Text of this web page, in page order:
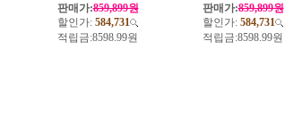
판매가:859,899원
할인가: 584,731
적립금:8598.99원
판매가:859,899원
할인가: 584,731
적립금:8598.99원